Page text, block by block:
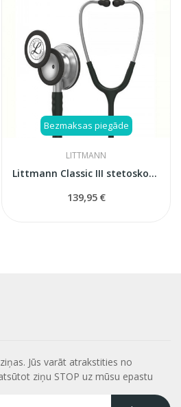
Bezmaksas piegāde
LITTMANN
Littmann Classic III stetoskops, melns (Black),...
139,95 €
Jūs varāt atrakstities no
ziņu STOP uz mūsu epastu